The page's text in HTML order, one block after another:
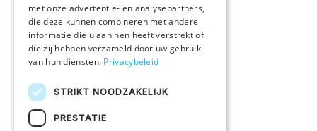
Alle producten
IN EEN NOTENDOP
Duurzaam ondernemen
met onze advertentie- en analysepartners,
die deze kunnen combineren met andere
informatie die u aan hen heeft verstrekt of
die zij hebben verzameld door uw gebruik
van hun diensten. Privacybeleid
STRIKT NOODZAKELIJK
PRESTATIE